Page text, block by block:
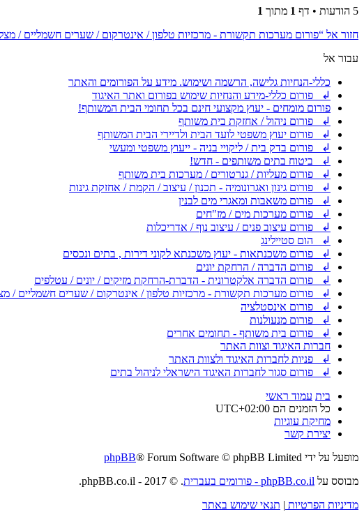
5 הודעות • דף 1 מתוך 1
חזור אל “פורום מערכות תקשורת - מרכזיות טלפון / אינטרקום / שערים חשמליים /
עבור אל
כללי-הנחיות גלישה, הרשמה ושימוש. מידע על הפורומים והאתר
↲ פורום כללי-מידע והנחיות שימוש בפורום ואתר האיגוד
פורום מומחים - יעוץ מקצועי חינם בכל תחומי הבית המשותף!
↲ פורום ניהול / אחזקת בית משותף
↲ פורום יעוץ משפטי לועד הבית ולדיירי הבית המשותף
↲ פורום בדק בית / ליקויי בניה - ייעוץ משפטי ומעשי
↲ ביטוח בתים משותפים - חדש!
↲ פורום מעליות / גנרטורים / מערכות בית משותף
↲ פורום גינון ואגרונומיה - תכנון / עיצוב / הקמת / אחזקת גינות
↲ פורום משאבות ומאגרי מים לבנין
↲ פורום מערכות מים / מז"חים
↲ פורום עיצוב פנים / עיצוב נוף / אדריכלות
↲ הום סטיילינג
↲ פורום משכנתאות - יעוץ משכנתא לקוני דירות , בתים ונכסים
↲ פורום הדברה / הרחקת יונים
↲ פורום הדברה אלקטרונית - הדברת-הרחקת מזיקים / יונים / עטלפים
↲ פורום מערכות תקשורת - מרכזיות טלפון / אינטרקום / שערים חשמליים /
↲ פורום אינסטלציה
↲ פורום מנעולנות
↲ פורום בית משותף - תחומים אחרים
חברות האיגוד וצוות האתר
↲ פניות לחברות האיגוד ולצוות האתר
↲ פורום סגור לחברות האיגוד הישראלי לניהול בתים
בית עמוד ראשי
כל הזמנים הם UTC+02:00
מחיקת עוגיות
יצירת קשר
מופעל על ידי
phpBB® Forum Software © phpBB Limited
מבוסס על phpBB.co.il - פורומים בעברית
. © 2017 - phpBB.co.il.
מדיניות הפרטיות | תנאי שימוש באתר